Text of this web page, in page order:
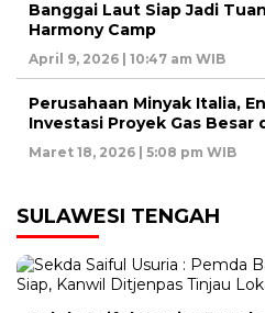
Banggai Laut Siap Jadi
Harmony Camp
April 9, 2026 | 10:47 am WIB
Perusahaan Minyak Italia,
Investasi Proyek Gas Besar
Maret 18, 2026 | 5:08 pm WIB
SULAWESI TENGAH